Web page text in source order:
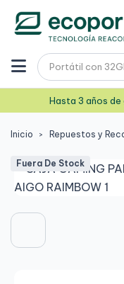
Hasta 3 años
Inicio Repuestos y
Fuera De Stock